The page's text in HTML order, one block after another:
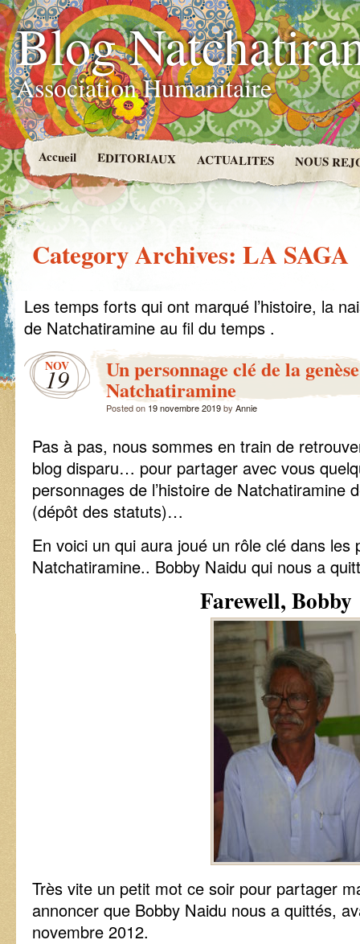
Blog
Association Humanitaire
Accueil EDITORIAUX ACTUALITES NOUS
Category Archives: LA SAGA
Les temps forts qui ont marqué l’histoire, la
de Natchatiramine au fil du temps .
NOV
19 Un personnage clé de la
Natchatiramine
Posted on 19 novembre 2019by Annie
Pas à pas, nous sommes en train de
blog disparu… pour partager avec vous
personnages de l’histoire de Natchatiramine
(dépôt des statuts)…
En voici un qui aura joué un rôle clé dans les
Natchatiramine.. Bobby Naidu qui nous a
Farewell,
Très vite un petit mot ce soir pour partager
annoncer que Bobby Naidu nous a quittés,
novembre 2012.